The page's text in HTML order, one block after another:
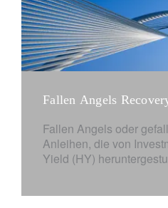
Fallen Angels
Fallen Angels oder
Anleihen, die von
Yield (HY)